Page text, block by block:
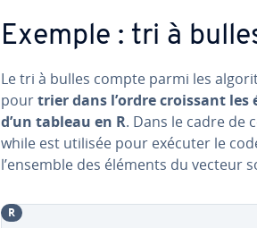
Exemple : tri à
Le tri à bulles compte parmi les
pourtrier dans l’ordre croissant les
d’un tableau en R. Dans le cadre de
while est utilisée pour exécuter le
l’ensemble des éléments du vecteur
R